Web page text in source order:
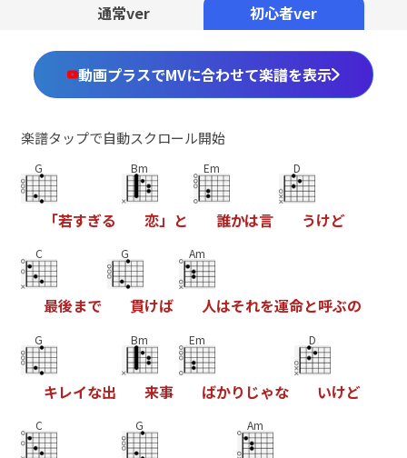
通常ver 初心者ver
動画プラスでMVに合わせて楽譜を表示
楽譜タップで自動スクロール開始
G
「若すぎる
Bm
恋」 と
Em
誰かは言
D
うけど
C
最後まで
G
貫けば
Am
人はそれを運命と呼ぶの
G
キレイな出
Bm
来事
Em
ばかり じゃな
D
いけど
C G Am